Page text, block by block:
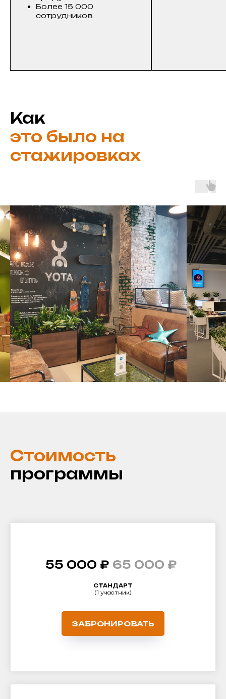
Более 15 000
сотрудников
Как
это было на
стажировках
Стоимость
программы
55 000 ₽ 65 000 ₽
СТАНДАРТ
(1 участник)
ЗАБРОНИРОВАТЬ